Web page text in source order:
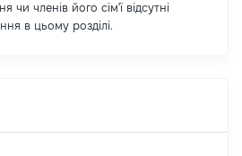
чи членів його сім'ї відсутні
в цьому розділі.